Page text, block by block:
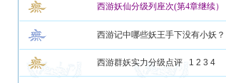
西游妖仙分级列座次(第4章继续）
西游记中哪些妖王手下没有小妖？
西游群妖实力分级点评 1 2 3 4